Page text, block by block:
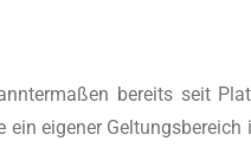
bereits seit
eige­ner